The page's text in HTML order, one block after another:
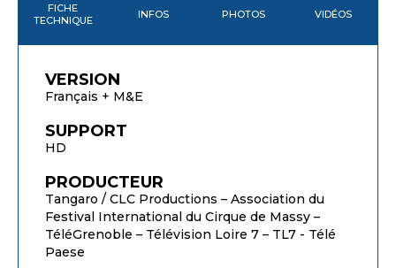
FICHE
TECHNIQUE
INFOS PHOTOS VIDÉOS
VERSION
Français + M&E
SUPPORT
HD
PRODUCTEUR
Tangaro / CLC Productions – Association du
Festival International du Cirque de Massy –
TéléGrenoble – Télévision Loire 7 – TL7 - Télé
Paese